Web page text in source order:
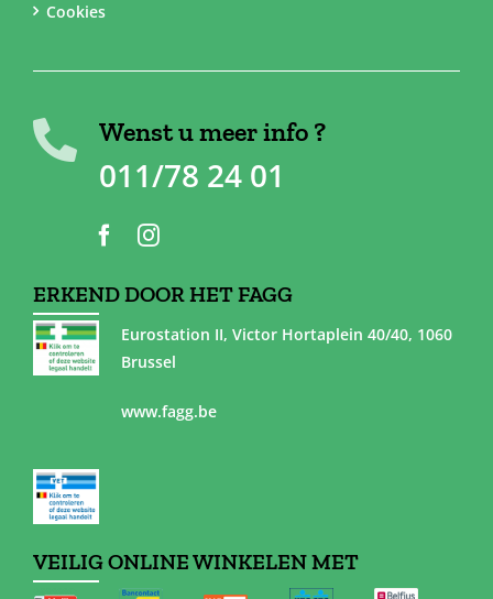
Cookies
Wenst u meer info ?
011/78 24 01
ERKEND DOOR HET FAGG
Eurostation II, Victor Hortaplein 40/40, 1060
Brussel
www.fagg.be
VEILIG ONLINE WINKELEN MET